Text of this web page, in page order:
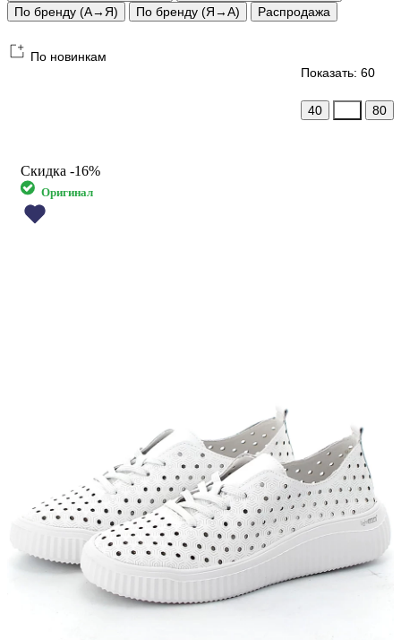
По бренду (А→Я)
По бренду (Я→А) Распродажа
По новинкам
Показать: 60
40 80
Скидка -16%
Оригинал